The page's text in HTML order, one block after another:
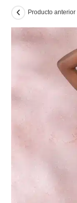
Producto anterior